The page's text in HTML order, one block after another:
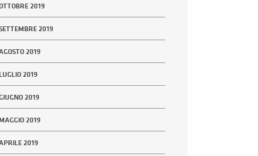
2019
2019
2019
LUGLIO 2019
2019
2019
2019